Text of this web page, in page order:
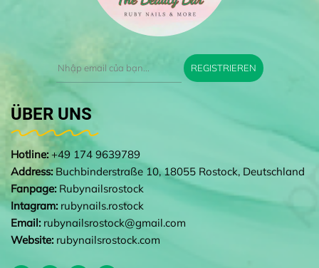
REGISTRIEREN
ÜBER UNS
Hotline: +49 174 9639789
Address: Buchbinderstraße 10, 18055 Rostock, Deutschland
Fanpage: Rubynailsrostock
Intagram: rubynails.rostock
Email: rubynailsrostock@gmail.com
Website: rubynailsrostock.com